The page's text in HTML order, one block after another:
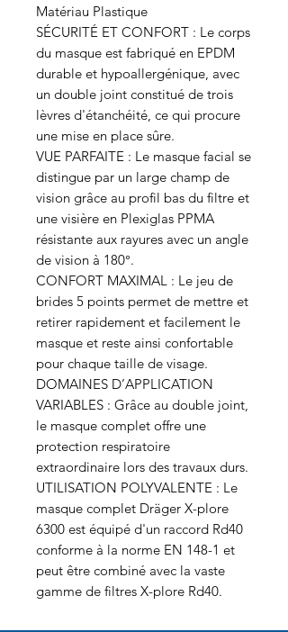
Matériau Plastique
SÉCURITÉ ET CONFORT : Le corps
du masque est fabriqué en EPDM
durable et hypoallergénique, avec
un double joint constitué de trois
lèvres d'étanchéité, ce qui procure
une mise en place sûre.
VUE PARFAITE : Le masque facial se
distingue par un large champ de
vision grâce au profil bas du filtre et
une visière en Plexiglas PPMA
résistante aux rayures avec un angle
de vision à 180°.
CONFORT MAXIMAL : Le jeu de
brides 5 points permet de mettre et
retirer rapidement et facilement le
masque et reste ainsi confortable
pour chaque taille de visage.
DOMAINES D’APPLICATION
VARIABLES : Grâce au double joint,
le masque complet offre une
protection respiratoire
extraordinaire lors des travaux durs.
UTILISATION POLYVALENTE : Le
masque complet Dräger X-plore
6300 est équipé d'un raccord Rd40
conforme à la norme EN 148-1 et
peut être combiné avec la vaste
gamme de filtres X-plore Rd40.